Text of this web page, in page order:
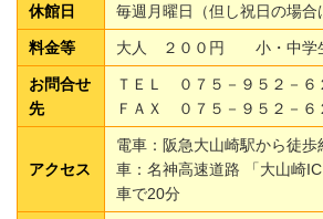
休館日 毎週月曜日（但し祝日の場
料金等 大人 ２００円 小・中
お問合せ
先
ＴＥＬ ０７５－９５２－６
ＦＡＸ ０７５－９５２－６
アクセス
電車：阪急大山崎駅から徒
車：名神高速道路 「大山崎
車で20分